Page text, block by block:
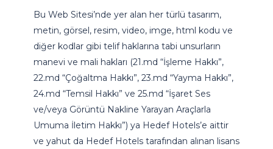
Bu Web Sitesi’nde yer alan her türlü tasarım,
metin, görsel, resim, video, imge, html kodu ve
diğer kodlar gibi telif haklarına tabi unsurların
manevi ve mali hakları (21.md “İşleme Hakkı”,
22.md “Çoğaltma Hakkı”, 23.md “Yayma Hakkı”,
24.md “Temsil Hakkı” ve 25.md “İşaret Ses
ve/veya Görüntü Nakline Yarayan Araçlarla
Umuma İletim Hakkı”) ya Hedef Hotels’e aittir
ve yahut da Hedef Hotels tarafından alınan lisans